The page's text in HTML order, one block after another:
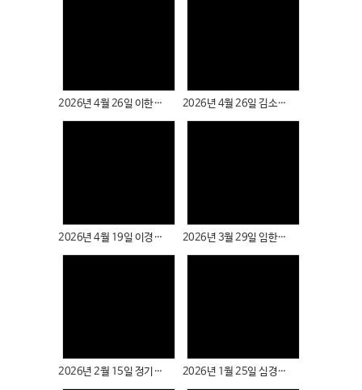
2026년 4월 26일 이한길 성도님 2026년 4월 26일 김소연 성도님
2026년 4월 19일 이경숙, 신현만 성도님 2026년 3월 29일 임한나 성도님
2026년 2월 15일 정기준 성도님 2026년 1월 25일 심경하 성도님